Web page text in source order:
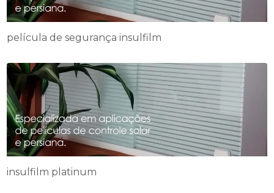
película de segurança insulfilm
insulfilm platinum